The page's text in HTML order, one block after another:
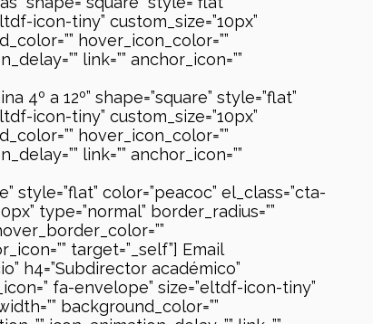
icon-tiny” custom_size=”10px”
hover_icon_color=””
link=”” anchor_icon=””
a 12º” shape=”square” style=”flat”
icon-tiny” custom_size=”10px”
hover_icon_color=””
link=”” anchor_icon=””
style=”flat” color=”peacoc” el_class=”cta-
type=”normal” border_radius=””
target=”_self”] Email
h4=”Subdirector académico”
fa-envelope” size=”eltdf-icon-tiny”
background_color=””